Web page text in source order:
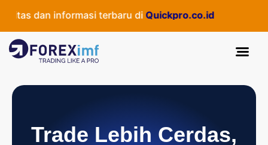
dan informasi terbaru diQuickpro.co.id
Trade Lebih Cerdas,